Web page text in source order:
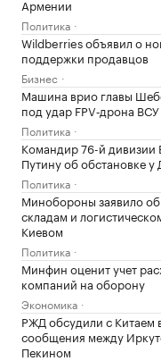
Армении
Политика
Wildberries объявил о
поддержки продавцов
Бизнес
Машина врио главы
под удар FPV‑дрона ВСУ
Политика
Командир 76-й дивизии
Путину об обстановке у
Политика
Минобороны заявило
складам и
Киевом
Политика
Минфин оценит учет
компаний на оборону
Экономика
РЖД обсудили с Китаем
сообщения между
Пекином